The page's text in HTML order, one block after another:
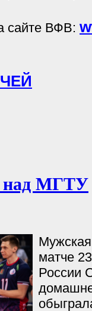
сайте ВФВ:
над МГТУ
матче
России